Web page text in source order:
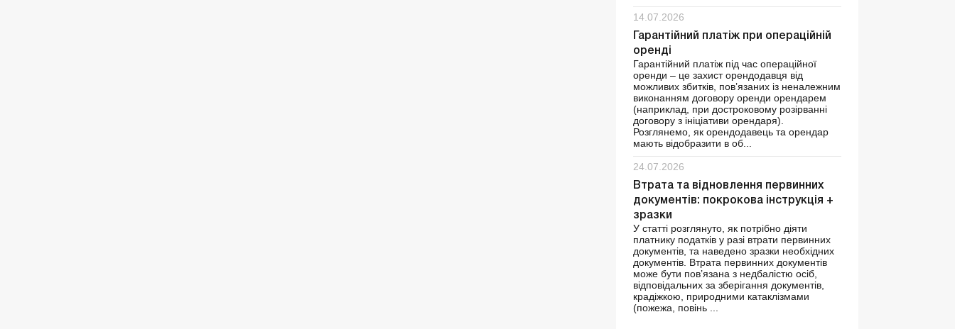
14.07.2026
Гарантійний платіж при операційній
оренді
Гарантійний платіж під час операційної
оренди – це захист орендодавця від
можливих збитків, пов’язаних із неналежним
виконанням договору оренди орендарем
(наприклад, при достроковому розірванні
договору з ініціативи орендаря).
Розглянемо, як орендодавець та орендар
мають відобразити в об...
24.07.2026
Втрата та відновлення первинних
документів: покрокова інструкція +
зразки
У статті розглянуто, як потрібно діяти
платнику податків у разі втрати первинних
документів, та наведено зразки необхідних
документів. Втрата первинних документів
може бути пов’язана з недбалістю осіб,
відповідальних за зберігання документів,
крадіжкою, природними катаклізмами
(пожежа, повінь ...